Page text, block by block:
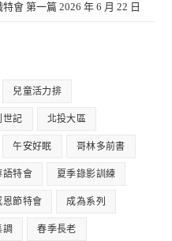
特會 第一篇 2026 年 6 月 22 日
兒童活力排
世記 北投大區
午安好眠 哥林多前書
語特會 夏季錄影訓練
恩節特會 成為系列
調 春季長老